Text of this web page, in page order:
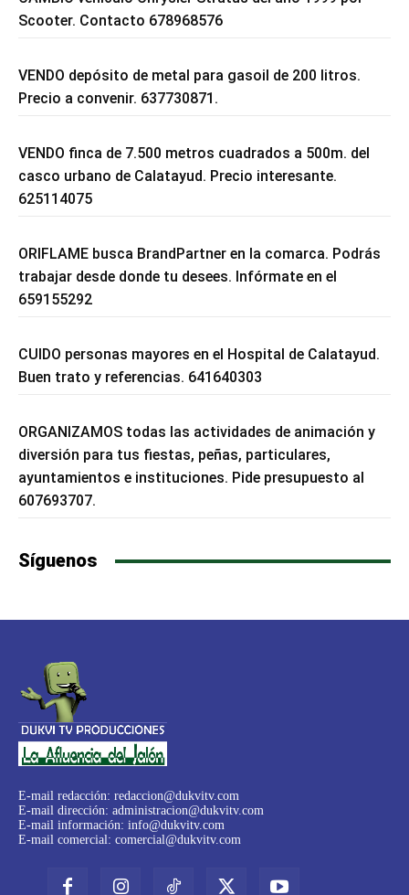
Scooter. Contacto 678968576
VENDO depósito de metal para gasoil de 200 litros.
Precio a convenir. 637730871.
VENDO finca de 7.500 metros cuadrados a 500m. del
casco urbano de Calatayud. Precio interesante.
625114075
ORIFLAME busca BrandPartner en la comarca. Podrás
trabajar desde donde tu desees. Infórmate en el
659155292
CUIDO personas mayores en el Hospital de Calatayud.
Buen trato y referencias. 641640303
ORGANIZAMOS todas las actividades de animación y
diversión para tus fiestas, peñas, particulares,
ayuntamientos e instituciones. Pide presupuesto al
607693707.
Síguenos
E-mail redacción: redaccion@dukvitv.com
E-mail dirección: administracion@dukvitv.com
E-mail información: info@dukvitv.com
E-mail comercial: comercial@dukvitv.com